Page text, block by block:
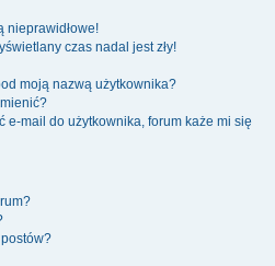
nieprawidłowe!
czas nadal jest zły!
moją nazwą użytkownika?
e-mail do użytkownika, forum każe mi się